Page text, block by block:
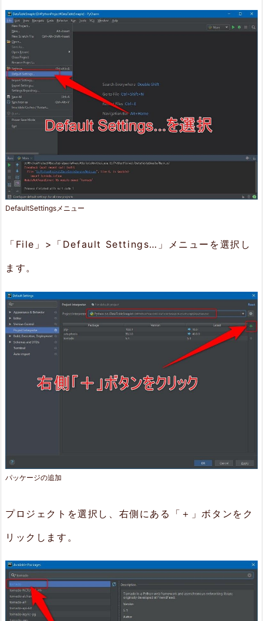
ル
画
面
の
4.
プ
ロ
ラ
起
動
と
DefaultSettingsメニュー
「File」>「Default Settings…」メニューを選択し
ます。
パッケージの追加
プロジェクトを選択し、右側にある「＋」ボタンをク
リックします。